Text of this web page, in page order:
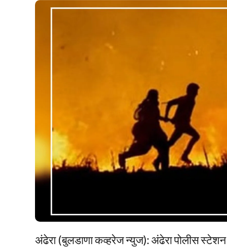
अंढेरा (बुलडाणा कव्हरेज न्युज): अंढेरा पोलीस स्टेशन